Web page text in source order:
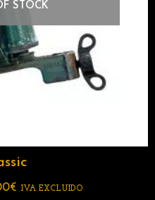
STOCK
€ IVA EXCLUIDO